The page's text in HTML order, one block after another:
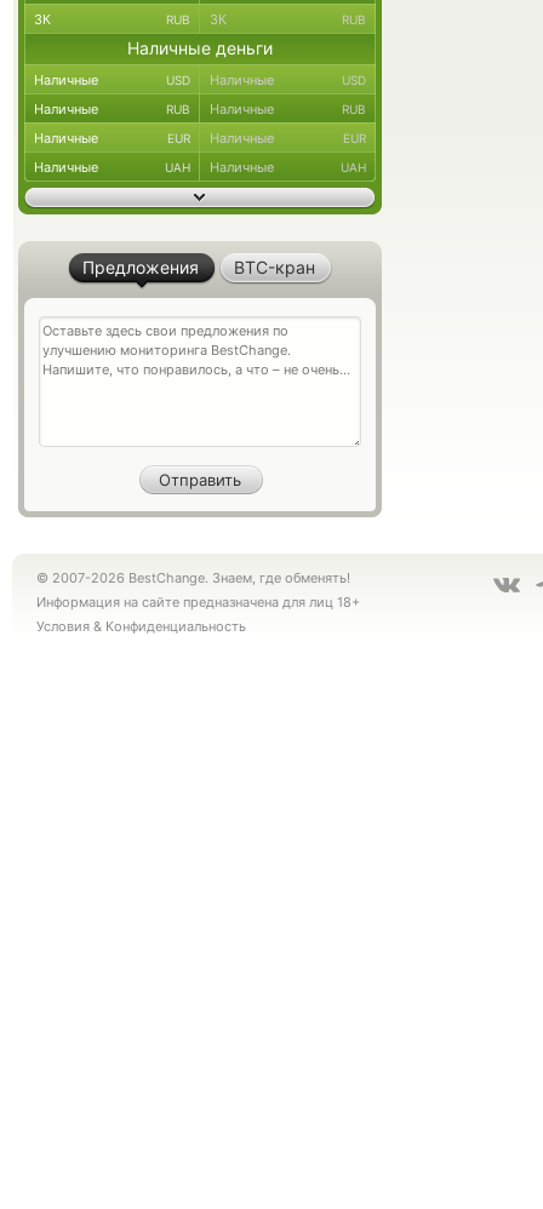
ЗК RUB ЗК RUB
Наличные деньги
Наличные USD Наличные USD
Наличные RUB Наличные RUB
Наличные EUR Наличные EUR
Наличные UAH Наличные UAH
Предложения BTC-кран
© 2007-2026 BestChange. Знаем, где обменять!
Информация на сайте предназначена для лиц 18+
Условия & Конфиденциальность